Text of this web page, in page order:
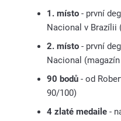
1. místo - první
Nacional v Brazílii
2. místo - první
Nacional
90 bodů - od
90/100)
4 zlaté medaile -